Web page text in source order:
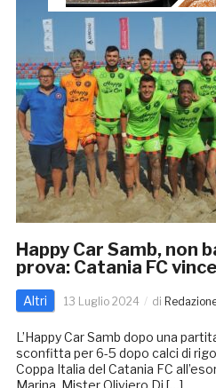
Happy Car Samb, non
prova: Catania FC
Altri 13 Luglio 2024 di
L’Happy Car Samb dopo una
sconfitta per 6-5 dopo calci di
Coppa Italia del Catania FC